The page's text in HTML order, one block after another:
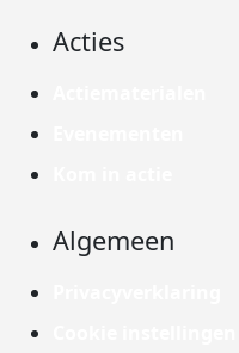
Acties
Algemeen